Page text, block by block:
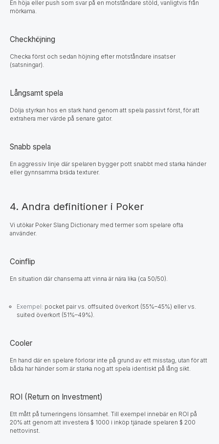
En höja eller push som svar på en motståndare stöld, vanligtvis från
mörkarna.
Checkhöjning
Checka först och sedan höjning efter motståndare insatser
(satsningar).
Långsamt spela
Dölja styrkan hos en stark hand genom att spela passivt först, för att
extrahera mer värde på senare gator.
Snabb spela
En aggressiv linje där spelaren bygger pott snabbt med starka händer
eller gynnsamma bräda texturer.
4. Andra definitioner i Poker
Vi utökar Poker Slang Dictionary med termer som spelare ofta
använder.
Coinflip
En situation där chanserna att vinna är nära lika (ca 50/50).
Exempel: pocket pair vs. offsuited överkort (55%–45%) eller vs.
suited överkort (51%–49%).
Cooler
En hand där en spelare förlorar inte på grund av ett misstag, utan för att
båda har händer som är starka nog att spela identiskt på lång sikt.
ROI (Return on Investment)
Ett mått på turneringens lönsamhet. Till exempel innebär en ROI på
20% att genom att investera $ 1000 i inköp tjänade spelaren $ 200
nettovinst.